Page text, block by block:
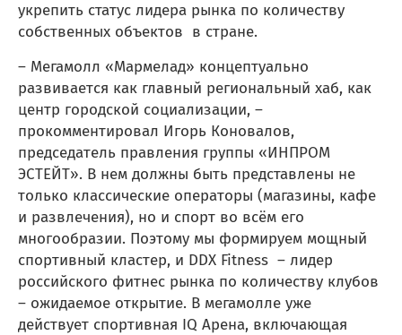
укрепить статус лидера рынка по количеству
собственных объектов в стране.
– Мегамолл «Мармелад» концептуально
развивается как главный региональный хаб, как
центр городской социализации, –
прокомментировал Игорь Коновалов,
председатель правления группы «ИНПРОМ
ЭСТЕЙТ». В нем должны быть представлены не
только классические операторы (магазины, кафе
и развлечения), но и спорт во всём его
многообразии. Поэтому мы формируем мощный
спортивный кластер, и DDX Fitness – лидер
российского фитнес рынка по количеству клубов
– ожидаемое открытие. В мегамолле уже
действует спортивная IQ Арена, включающая